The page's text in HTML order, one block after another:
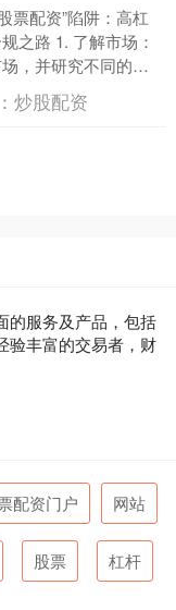
票配资”陷阱：高杠
之路 1. 了解市场：
，并研究不同的期
他们的信誉、稳定
炒股配资
的服务及产品，包括
验丰富的交易者，财
配资门户 网站
股票 杠杆